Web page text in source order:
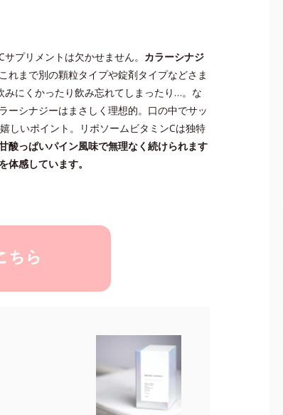
プリメントは欠かせません。 カラーシナジ
これまで別の顆粒タイプや錠剤タイプなどさま
にくかったり飲み忘れてしまったり…。な
ーシナジーはまさしく理想的。口の中でサッ
しいポイント。リポソームビタミンCは独特
酸っぱいパイン風味で無理なく続けられます
感しています。